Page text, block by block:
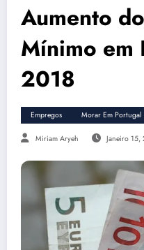
Aumento
Mínimo em
2018
Empregos Morar Em Portugal
Miriam Aryeh Janeiro 15,